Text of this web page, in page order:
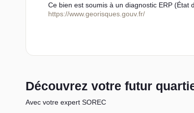
Ce bien est soumis à un diagnostic ERP
https://www.georisques.gouv.fr/
Découvrez votre futur
Avec votre expert SOREC